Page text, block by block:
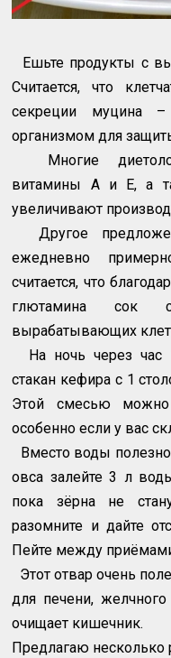
Ешьте продукты с
Считается, что
секреции муцина –
организмом для
Многие
витамины А и Е, а
увеличивают
Другое
ежедневно
считается, что
глютамина сок
вырабатывающих
На ночь через
стакан кефира с 1
Этой смесью можно
особенно если у вас
Вместо воды
овса залейте 3 л
пока зёрна не
разомните и дайте
Пейте между
Этот отвар очень
для печени,
очищает кишечник.
Предлагаю несколько